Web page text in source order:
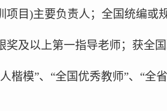
项目)主要负责人；全国统编或
奖及以上第一指导老师；获全
楷模”、 “全国优秀教师”、 “全